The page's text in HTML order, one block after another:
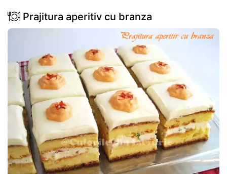
Prajitura aperitiv cu branza